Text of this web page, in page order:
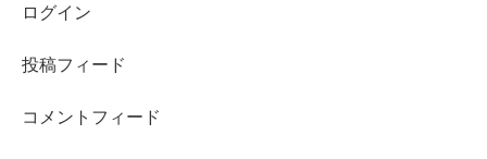
ログイン
投稿フィード
コメントフィード